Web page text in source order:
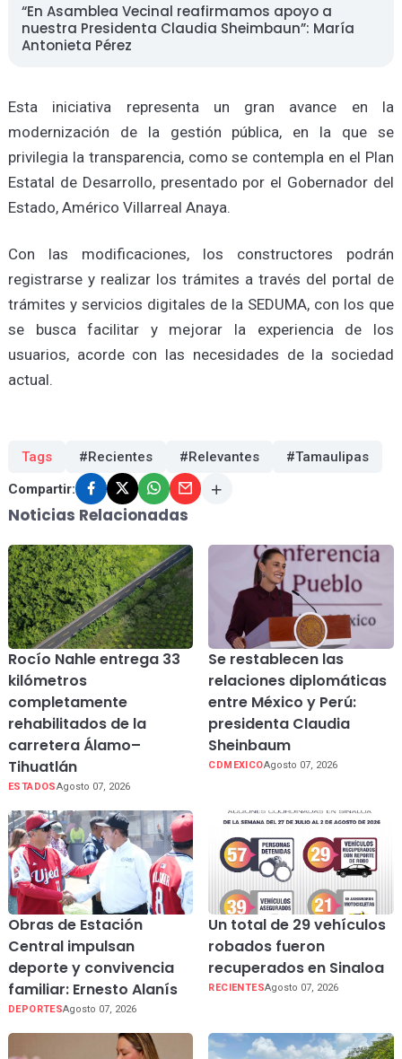
“En Asamblea Vecinal reafirmamos apoyo a
nuestra Presidenta Claudia Sheimbaun”: María
Antonieta Pérez
Esta iniciativa representa un gran avance en la
modernización de la gestión pública, en la que se
privilegia la transparencia, como se contempla en el Plan
Estatal de Desarrollo, presentado por el Gobernador del
Estado, Américo Villarreal Anaya.
Con las modificaciones, los constructores podrán
registrarse y realizar los trámites a través del portal de
trámites y servicios digitales de la SEDUMA, con los que
se busca facilitar y mejorar la experiencia de los
usuarios, acorde con las necesidades de la sociedad
actual.
Tags #Recientes #Relevantes #Tamaulipas
Compartir:
Noticias Relacionadas
Rocío Nahle entrega 33
kilómetros
completamente
rehabilitados de la
carretera Álamo–
Tihuatlán
ESTADOSAgosto 07, 2026
Se restablecen las
relaciones diplomáticas
entre México y Perú:
presidenta Claudia
Sheinbaum
CDMEXICOAgosto 07, 2026
Obras de Estación
Central impulsan
deporte y convivencia
familiar: Ernesto Alanís
DEPORTESAgosto 07, 2026
Un total de 29 vehículos
robados fueron
recuperados en Sinaloa
RECIENTESAgosto 07, 2026